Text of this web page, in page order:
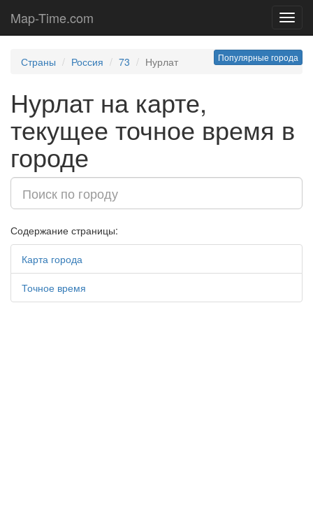
Map-Time.com
Популярные города
Страны Россия 73 Нурлат
Нурлат на карте,
текущее точное время в
городе
Содержание страницы:
Карта города
Точное время